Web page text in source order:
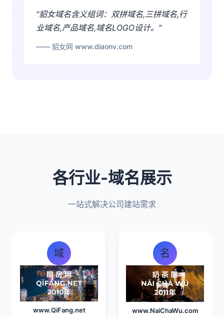
"貂女域名含义组词：双拼域名,三拼域名,行
业域名,产品域名,域名LOGO设计。"
—— 貂女网 www.diaonv.com
各行业-域名展示
一站式解决公司建站需求
域
www.QiFang.net
名
www.NaiChaWu.com